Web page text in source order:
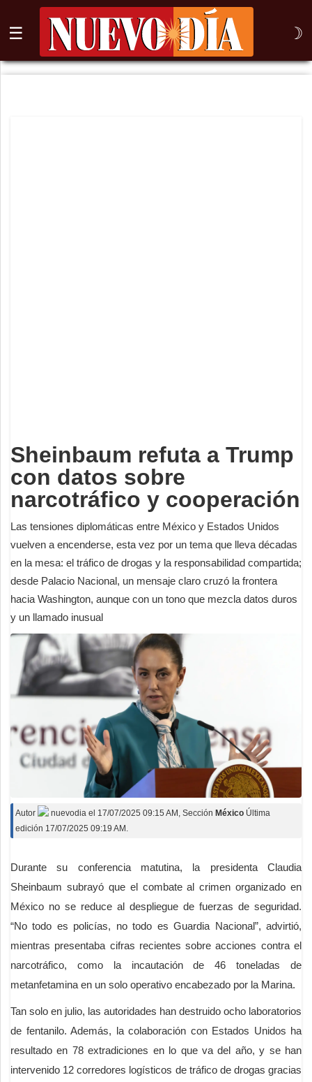
☰ ☽
⌕
Sheinbaum refuta a Trump
con datos sobre
narcotráfico y cooperación
Las tensiones diplomáticas entre México y Estados Unidos
vuelven a encenderse, esta vez por un tema que lleva décadas
en la mesa: el tráfico de drogas y la responsabilidad compartida;
desde Palacio Nacional, un mensaje claro cruzó la frontera
hacia Washington, aunque con un tono que mezcla datos duros
y un llamado inusual
Autor nuevodia el 17/07/2025 09:15 AM , Sección México Última
edición 17/07/2025 09:19 AM.
Durante su conferencia matutina, la presidenta Claudia
Sheinbaum subrayó que el combate al crimen organizado en
México no se reduce al despliegue de fuerzas de seguridad.
“No todo es policías, no todo es Guardia Nacional”, advirtió,
mientras presentaba cifras recientes sobre acciones contra el
narcotráfico, como la incautación de 46 toneladas de
metanfetamina en un solo operativo encabezado por la Marina.
Tan solo en julio, las autoridades han destruido ocho laboratorios
de fentanilo. Además, la colaboración con Estados Unidos ha
resultado en 78 extradiciones en lo que va del año, y se han
intervenido 12 corredores logísticos de tráfico de drogas gracias